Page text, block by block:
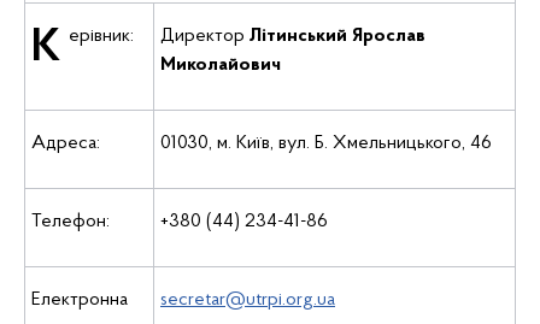
Керiвник: Директор Літинський Ярослав
Миколайович
Адреса: 01030, м. Київ, вул. Б. Хмельницького, 46
Телефон: +380 (44) 234-41-86
Електронна
seсretar@utrpi.org.ua